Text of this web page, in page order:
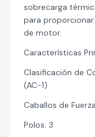
sobrecarga
para
de motor.
Características
Clasificación de
(AC-1)
Caballos de
Polos: 3